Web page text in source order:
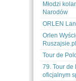
Młodzi
Narodów
ORLEN
Orlen
Tour de
79. Tour de
oficjalnym